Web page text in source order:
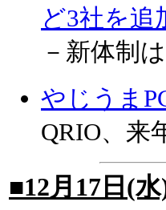
ど3社を追
－新体制
やじうま
QRIO、来
■12月17日(